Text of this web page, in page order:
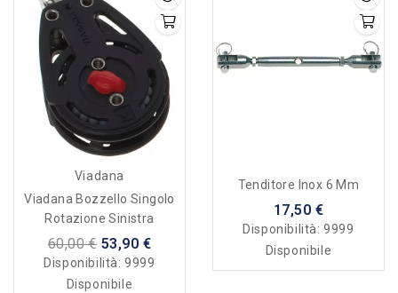
Viadana
Viadana Bozzello Singolo
Rotazione Sinistra
60,00 € 53,90 €
Disponibilità:9999
Disponibile
Tenditore Inox 6 Mm
17,50 €
Disponibilità:9999
Disponibile